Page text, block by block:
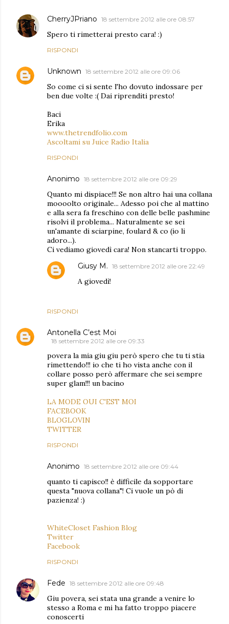
CherryJPriano 18 settembre 2012 alle ore 08:57
Spero ti rimetterai presto cara! :)
RISPONDI
Unknown 18 settembre 2012 alle ore 09:06
So come ci si sente l'ho dovuto indossare per
ben due volte :( Dai riprenditi presto!
Baci
Erika
www.thetrendfolio.com
Ascoltami su Juice Radio Italia
RISPONDI
Anonimo 18 settembre 2012 alle ore 09:29
Quanto mi dispiace!!! Se non altro hai una collana
moooolto originale... Adesso poi che al mattino
e alla sera fa freschino con delle belle pashmine
risolvi il problema... Naturalmente se sei
un'amante di sciarpine, foulard & co (io li
adoro...).
Ci vediamo giovedì cara! Non stancarti troppo.
RISPONDI
Giusy M. 18 settembre 2012 alle ore 22:49
A giovedì!
Antonella C’est Moi
18 settembre 2012 alle ore 09:33
povera la mia giu giu però spero che tu ti stia
rimettendo!!! io che ti ho vista anche con il
collare posso però affermare che sei sempre
super glam!!! un bacino
LA MODE OUI C'EST MOI
FACEBOOK
BLOGLOVIN
TWITTER
RISPONDI
Anonimo 18 settembre 2012 alle ore 09:44
quanto ti capisco!! è difficile da sopportare
questa "nuova collana"! Ci vuole un pò di
pazienza! :)
WhiteCloset Fashion Blog
Twitter
Facebook
RISPONDI
Fede 18 settembre 2012 alle ore 09:48
Giu povera, sei stata una grande a venire lo
stesso a Roma e mi ha fatto troppo piacere
conoscerti